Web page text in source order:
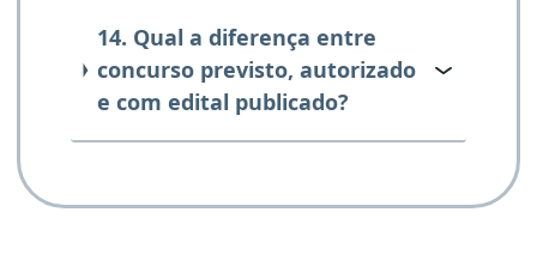
14. Qual a diferença entre
concurso previsto, autorizado
e com edital publicado?